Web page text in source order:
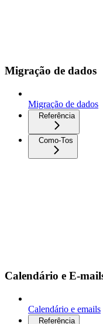
Migração de dados
Migração de dados
Referência
Como-Tos
Calendário e E-
Calendário e emails
Referência